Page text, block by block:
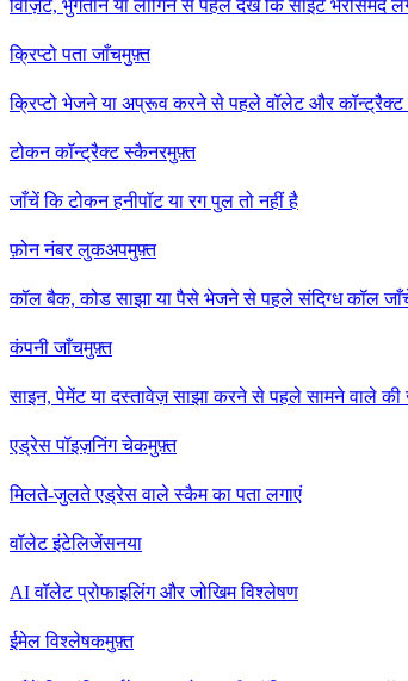
विज़िट, भुगतान या लॉगिन से पहले देखें कि साइट भरोसेमंद
क्रिप्टो पता जाँचमुफ़्त
क्रिप्टो भेजने या अप्रूव करने से पहले वॉलेट और कॉन्ट्रैक्ट
टोकन कॉन्ट्रैक्ट स्कैनरमुफ़्त
जाँचें कि टोकन हनीपॉट या रग पुल तो नहीं है
फ़ोन नंबर लुकअपमुफ़्त
कॉल बैक, कोड साझा या पैसे भेजने से पहले संदिग्ध कॉल
कंपनी जाँचमुफ़्त
साइन, पेमेंट या दस्तावेज़ साझा करने से पहले सामने वाले
एड्रेस पॉइज़निंग चेकमुफ़्त
मिलते-जुलते एड्रेस वाले स्कैम का पता लगाएं
वॉलेट इंटेलिजेंसनया
AI वॉलेट प्रोफाइलिंग और जोखिम विश्लेषण
ईमेल विश्लेषकमुफ़्त